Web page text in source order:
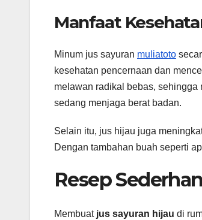
Manfaat
Minum jus sayuran muliatoto
kesehatan pencernaan dan
melawan radikal bebas, sehingga
sedang menjaga berat badan.
Selain itu, jus hijau juga
Dengan tambahan buah seperti
Resep
Membuat jus sayuran hijau di